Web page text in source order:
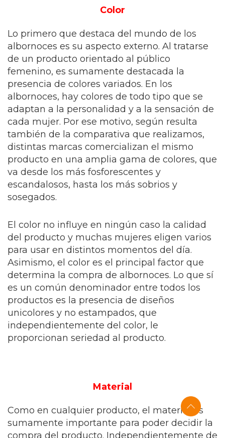
Color
Lo primero que destaca del mundo de los
albornoces es su aspecto externo. Al tratarse
de un producto orientado al público
femenino, es sumamente destacada la
presencia de colores variados. En los
albornoces, hay colores de todo tipo que se
adaptan a la personalidad y a la sensación de
cada mujer. Por ese motivo, según resulta
también de la comparativa que realizamos,
distintas marcas comercializan el mismo
producto en una amplia gama de colores, que
va desde los más fosforescentes y
escandalosos, hasta los más sobrios y
sosegados.
El color no influye en ningún caso la calidad
del producto y muchas mujeres eligen varios
para usar en distintos momentos del día.
Asimismo, el color es el principal factor que
determina la compra de albornoces. Lo que sí
es un común denominador entre todos los
productos es la presencia de diseños
unicolores y no estampados, que
independientemente del color, le
proporcionan seriedad al producto.
Material
Como en cualquier producto, el material es
sumamente importante para poder decidir la
compra del producto. Independientemente de